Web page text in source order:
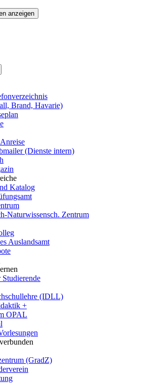
anzeigen
Brand, Havarie)
(Dienste intern)
Katalog
Naturwissensch. Zentrum
Auslandsamt
(IDLL)
+
OPAL
(GradZ)